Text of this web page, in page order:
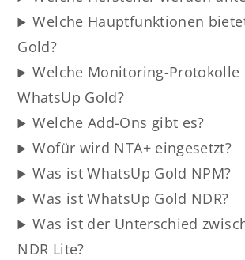
Welche Hauptfunktionen
Gold?
Welche Monitoring-
WhatsUp Gold?
Welche Add-Ons gibt es?
Wofür wird NTA+ eingesetzt?
Was ist WhatsUp Gold NPM?
Was ist WhatsUp Gold NDR?
Was ist der Unterschied
NDR Lite?